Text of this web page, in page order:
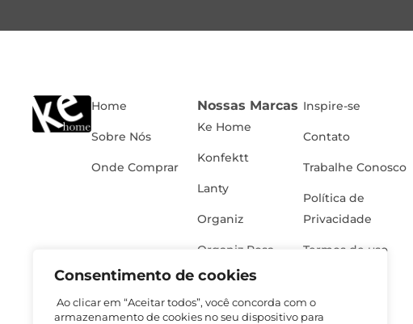
Consentimento de cookies
Ao clicar em “Aceitar todos”, você concorda com o
armazenamento de cookies no seu dispositivo para
Home
Sobre Nós
Onde Comprar
Nossas Marcas
Ke Home
Konfektt
Lanty
Organiz
Organiz Rosa
Inspire-se
Contato
Trabalhe Conosco
Política de
Privacidade
Termos de uso